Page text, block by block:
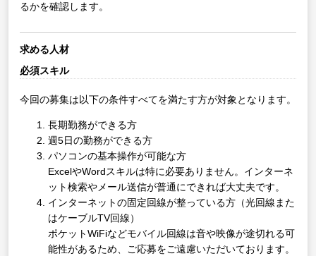
るかを確認します。
求める人材
必須スキル
今回の募集は以下の条件すべてを満たす方が対象となります。
長期勤務ができる方
週5日の勤務ができる方
パソコンの基本操作が可能な方
ExcelやWordスキルは特に必要ありません。インターネ
ット検索やメール送信が普通にできれば大丈夫です。
インターネットの固定回線が整っている方（光回線また
はケーブルTV回線）
ポケットWiFiなどモバイル回線は音や映像が途切れる可
能性があるため、ご応募をご遠慮いただいております。